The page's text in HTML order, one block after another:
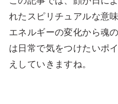
れたスピリチュアルな意
エネルギーの変化から魂
は日常で気をつけたいポ
えしていきますね。